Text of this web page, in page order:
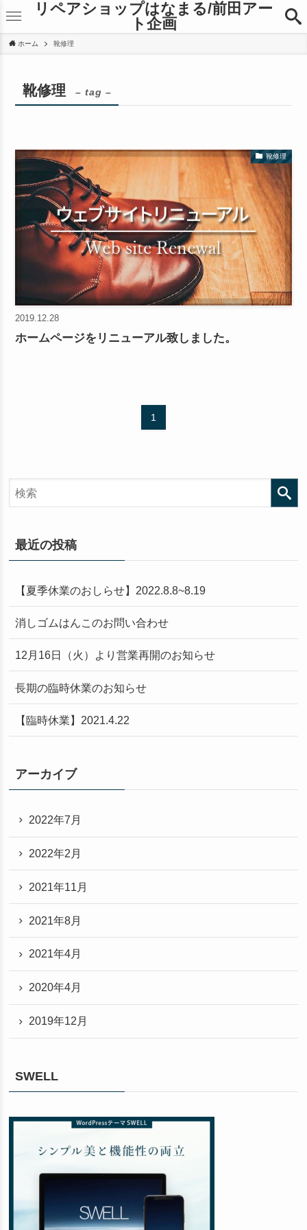
リペアショップはなまる/前田アー
ト企画
ホーム 靴修理
靴修理 – tag –
靴修理
2019.12.28
ホームページをリニューアル致しました。
1
る
最近の投稿
【夏季休業のおしらせ】2022.8.8~8.19
消しゴムはんこのお問い合わせ
12月16日（火）より営業再開のお知らせ
長期の臨時休業のお知らせ
【臨時休業】2021.4.22
アーカイブ
2022年7月
2022年2月
2021年11月
2021年8月
2021年4月
2020年4月
2019年12月
SWELL